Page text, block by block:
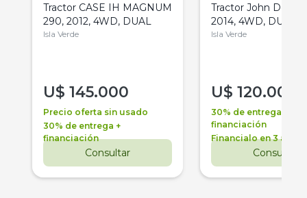
Tractor CASE IH MAGNUM
290, 2012, 4WD, DUAL
Isla Verde
U$ 145.000
Precio oferta sin usado
30% de entrega +
financiación
Consultar
Tractor John Deere
2014, 4WD, DUAL
Isla Verde
U$ 120.000
30% de entrega +
financiación
Financialo en 3 años
Consultar